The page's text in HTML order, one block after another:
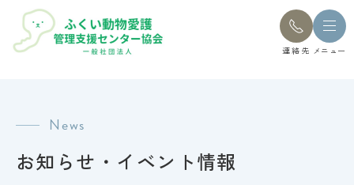
連絡先 メニュー
News
お知らせ・イベント情報